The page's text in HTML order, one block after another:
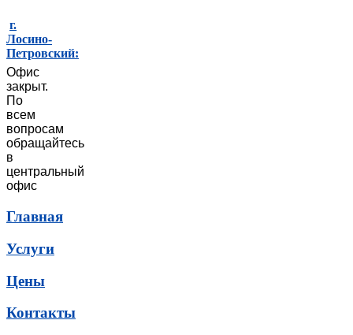
г.
Лосино-
Петровский:
Офис
закрыт.
По
всем
вопросам
обращайтесь
в
центральный
офис
Главная
Услуги
Цены
Контакты